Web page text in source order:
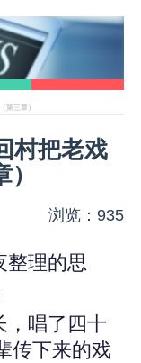
第三章）
村把老戏
浏览：935
整理的思
，唱了四十
传下来的戏